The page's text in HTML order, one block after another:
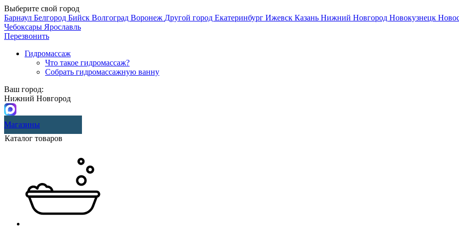
Выберите свой город
Барнаул Белгород Бийск Волгоград Воронеж Другой город Екатеринбург Ижевск Казань Нижний Новгород Новокузнецк
Чебоксары Ярославль
Перезвонить
Гидромассаж
Что такое гидромассаж?
Собрать гидромассажную ванну
Ваш город:
Нижний Новгород
Магазины
Каталог товаров